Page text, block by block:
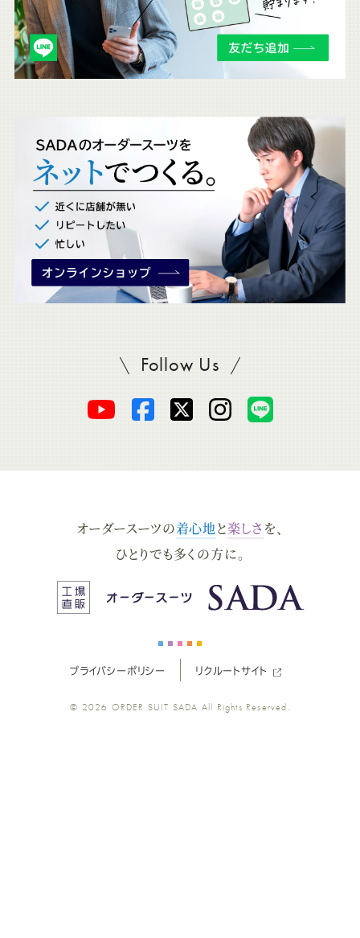
も
チ
ェ
Follow UsSADAをフォロー
オ
ー
ス
ツ
オ
ー
ス
ー
オ
ー
ス
ー
ツ
オ
ー
ス
ツ
ス
ツ
オーダースーツの着心地と楽しさ を、
ひとりでも多くの方に。
プライバシーポリシー リクルートサイト
© 2026 ORDER SUIT SADA All Rights Reserved.